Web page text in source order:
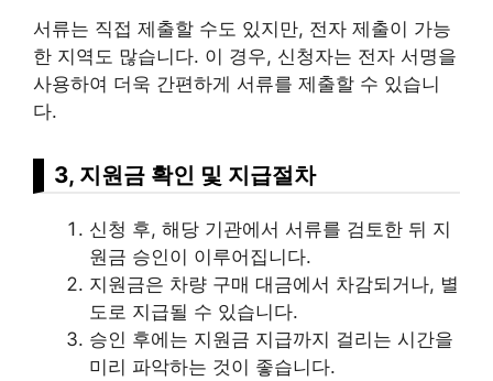
서류는 직접 제출할 수도 있지만, 전자 제출이 가능
한 지역도 많습니다. 이 경우, 신청자는 전자 서명을
사용하여 더욱 간편하게 서류를 제출할 수 있습니
다.
3, 지원금 확인 및 지급절차
신청 후, 해당 기관에서 서류를 검토한 뒤 지
원금 승인이 이루어집니다.
지원금은 차량 구매 대금에서 차감되거나, 별
도로 지급될 수 있습니다.
승인 후에는 지원금 지급까지 걸리는 시간을
미리 파악하는 것이 좋습니다.